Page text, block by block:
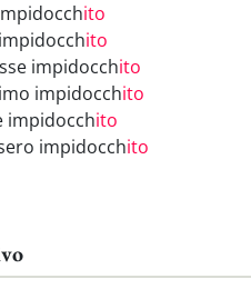
ito
ito
impidocchito
impidocchito
impidocchito
impidocchito